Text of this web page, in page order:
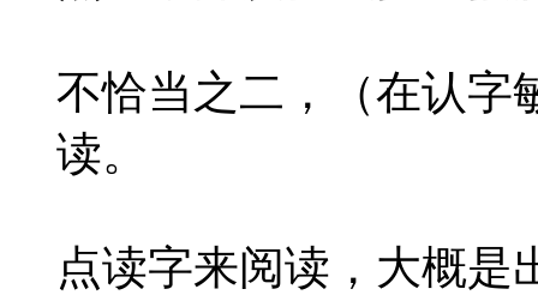
不恰当之二，（在认字
读。
点读字来阅读，大概是